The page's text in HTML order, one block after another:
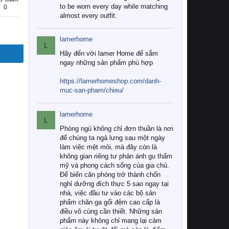
0
to be worn every day while matching
almost every outfit.
L
lamerhome
Hãy đến với lamer Home để sắm
ngay những sản phẩm phù hợp
https://lamerhomeshop.com/danh-
muc-san-pham/chieu/
L
lamerhome
Phòng ngủ không chỉ đơn thuần là nơi
để chúng ta ngả lưng sau một ngày
làm việc mệt mỏi, mà đây còn là
không gian riêng tư phản ánh gu thẩm
mỹ và phong cách sống của gia chủ.
Để biến căn phòng trở thành chốn
nghỉ dưỡng đích thực 5 sao ngay tại
nhà, việc đầu tư vào các bộ sản
phẩm chăn ga gối đệm cao cấp là
điều vô cùng cần thiết. Những sản
phẩm này không chỉ mang lại cảm